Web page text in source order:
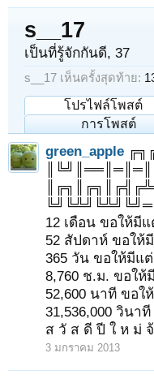
s__17
เป็นที่รู้จักกันดี, 37
s__17 เห็นครั้งสุดท้าย:
โปรไฟล์โพสต์
การโพสต์
green_apple
12 เดือน ขอให้มี
52 สัปดาห์ ขอให้
365 วัน ขอให้มีแ
8,760 ช.ม. ขอให้
52,600 นาที ขอ
31,536,000 วินา
ส วั ส ดี ปี ใ ห ม่
3 มกราคม 2013